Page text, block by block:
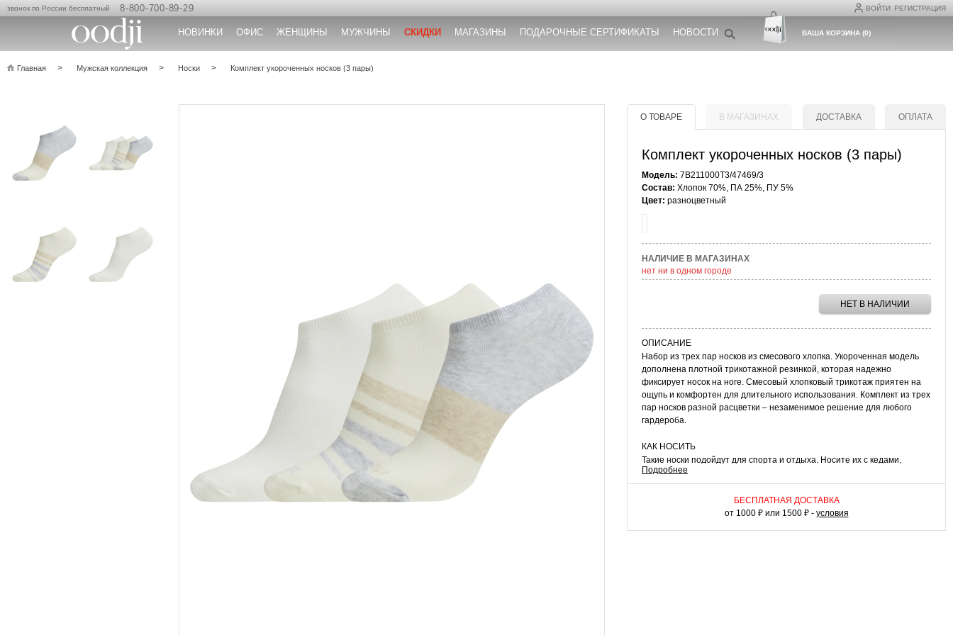
ВОЙТИ РЕГИСТРАЦИЯ
звонок по России бесплатный 8-800-700-89-29
НОВИНКИ ОФИС ЖЕНЩИНЫ МУЖЧИНЫ СКИДКИ МАГАЗИНЫ ПОДАРОЧНЫЕ СЕРТИФИКАТЫ НОВОСТИ ВАША КОРЗИНА(0)
Главная Мужская коллекция Носки Комплект укороченных носков (3 пары)
О ТОВАРЕ В МАГАЗИНАХ ДОСТАВКА ОПЛАТА
Комплект укороченных носков (3 пары)
Модель: 7B211000T3/47469/3
Состав: Хлопок 70%, ПА 25%, ПУ 5%
Цвет: разноцветный
НАЛИЧИЕ В МАГАЗИНАХ
нет ни в одном городе
НЕТ В НАЛИЧИИ
ОПИСАНИЕ
Набор из трех пар носков из смесового хлопка. Укороченная модель
дополнена плотной трикотажной резинкой, которая надежно
фиксирует носок на ноге. Смесовый хлопковый трикотаж приятен на
ощупь и комфортен для длительного использования. Комплект из трех
пар носков разной расцветки – незаменимое решение для любого
гардероба.
КАК НОСИТЬ
Такие носки подойдут для спорта и отдыха. Носите их с кедами,
кроссовками или слипонами. Возьмите сет из трех укороченных носков
в путешествие, отпуск или на тренировку для комфортного
завершения вашего образа!
Подробнее
БЕСПЛАТНАЯ ДОСТАВКА
от 1000 ₽ или 1500 ₽ - условия